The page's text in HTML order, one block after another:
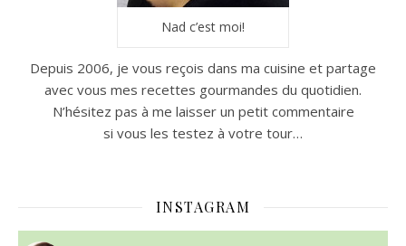
Nad c’est moi!
Depuis 2006, je vous reçois dans ma cuisine et partage
avec vous mes recettes gourmandes du quotidien.
N’hésitez pas à me laisser un petit commentaire
si vous les testez à votre tour…
INSTAGRAM